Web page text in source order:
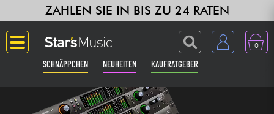
ZAHLEN SIE IN BIS ZU 24 RATEN
0
SCHNÄPPCHEN NEUHEITEN KAUFRATGEBER
Langue